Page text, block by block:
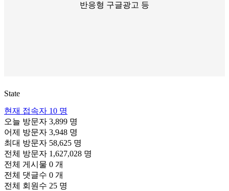
반응형 구글광고 등
State
현재 접속자 10 명
오늘 방문자 3,899 명
어제 방문자 3,948 명
최대 방문자 58,625 명
전체 방문자 1,627,028 명
전체 게시물 0 개
전체 댓글수 0 개
전체 회원수 25 명